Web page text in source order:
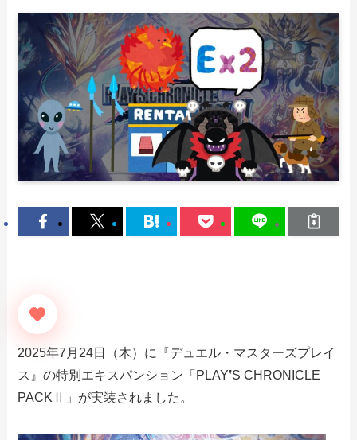
2025年7月24日（木）に『デュエル・マスターズプレイ
ス』の特別エキスパンション「PLAY‛S CHRONICLE
PACKⅡ」が実装されました。